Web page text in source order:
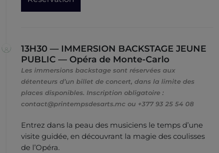
13H30 — IMMERSION BACKSTAGE JEUNE
PUBLIC — Opéra de Monte-Carlo
Les immersions backstage sont réservées aux
détenteurs d’un billet de concert, dans la limite des
places disponibles. Inscription obligatoire :
contact@printempsdesarts.mc ou +377 93 25 54 08
Entrez dans la peau des musiciens le temps d’une
visite guidée, en découvrant la magie des coulisses
de l’Opéra.